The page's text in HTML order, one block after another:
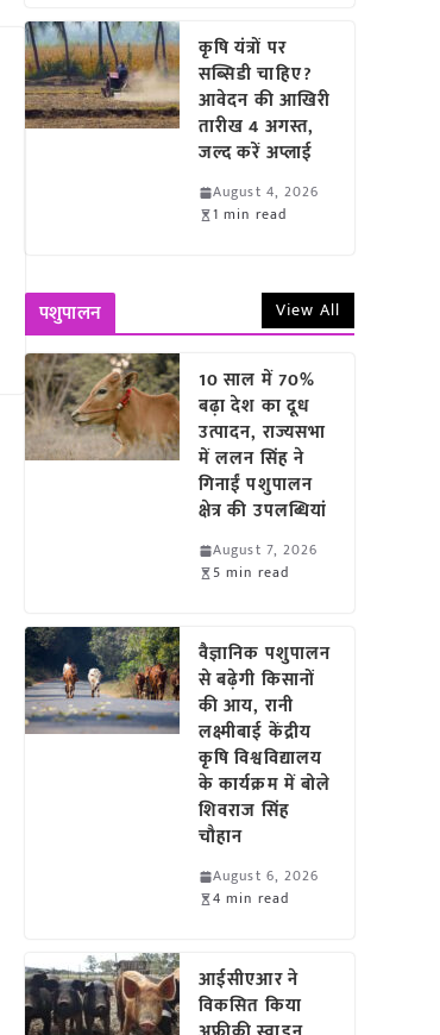
कृषि यंत्रों पर
सब्सिडी चाहिए?
आवेदन की आखिरी
तारीख 4 अगस्त,
जल्द करें अप्लाई
August 4, 2026
1 min read
पशुपालन View All
10 साल में 70%
बढ़ा देश का दूध
उत्पादन, राज्यसभा
में ललन सिंह ने
गिनाईं पशुपालन
क्षेत्र की उपलब्धियां
August 7, 2026
5 min read
वैज्ञानिक पशुपालन
से बढ़ेगी किसानों
की आय, रानी
लक्ष्मीबाई केंद्रीय
कृषि विश्वविद्यालय
के कार्यक्रम में बोले
शिवराज सिंह
चौहान
August 6, 2026
4 min read
आईसीएआर ने
विकसित किया